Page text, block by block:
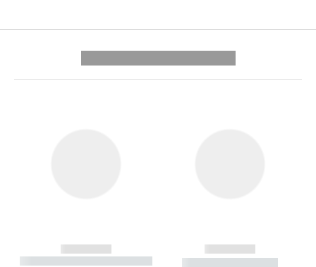
------------
----------- ----------- --------
------------
----------- -----------